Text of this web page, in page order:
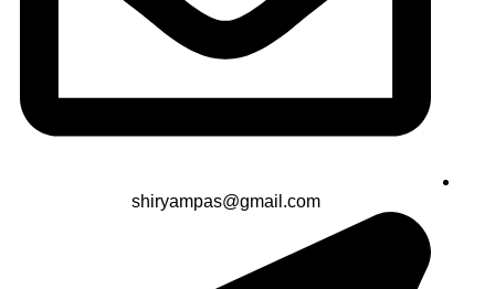
shiryampas@gmail.com